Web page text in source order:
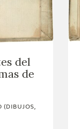
del
de
(DIBUJOS,